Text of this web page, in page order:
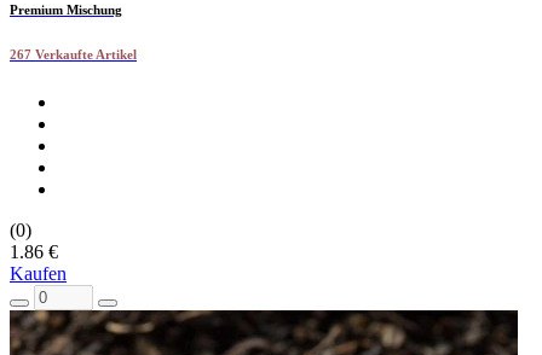
Premium Mischung
267 Verkaufte Artikel
(0)
1.86 €
Kaufen